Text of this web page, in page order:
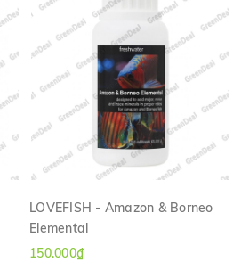
LOVEFISH - Amazon & Borneo
Elemental
150.000₫